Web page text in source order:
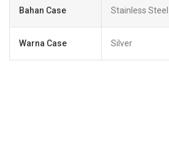
Bahan Case Stainless Steel
Warna Case Silver